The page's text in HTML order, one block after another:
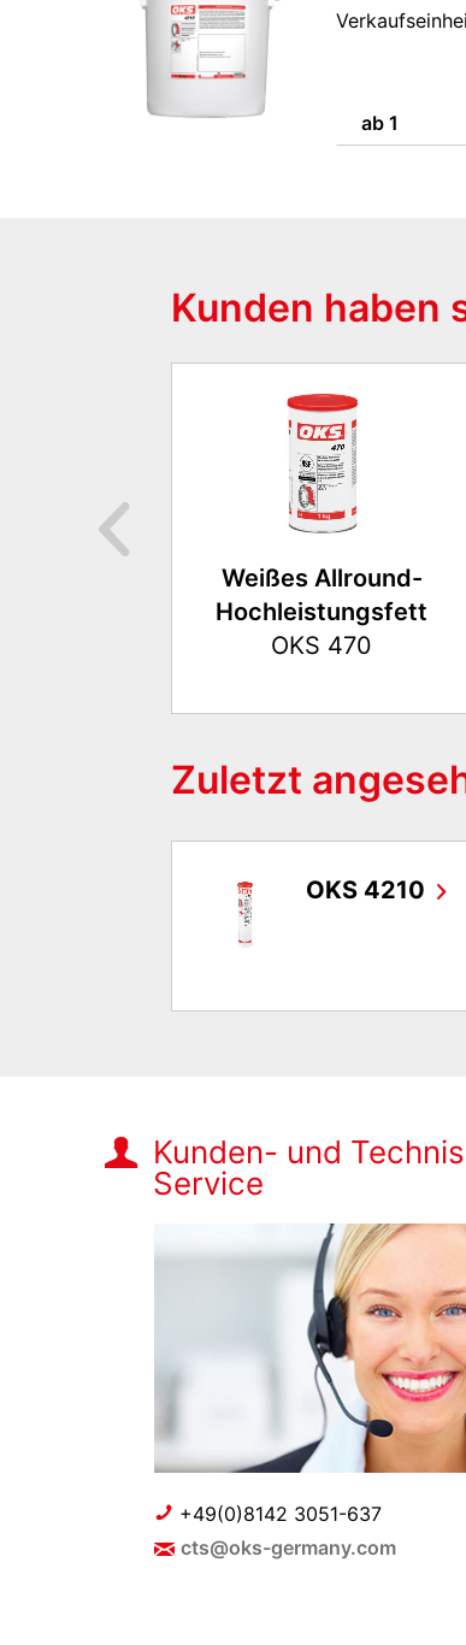
ab 1
Kunden haben
Weißes Allround-
Hochleistungsfett
OKS 470
Zuletzt
OKS 4210
Kunden- und
Service
+49(0)8142 3051-637
cts@oks-germany.com